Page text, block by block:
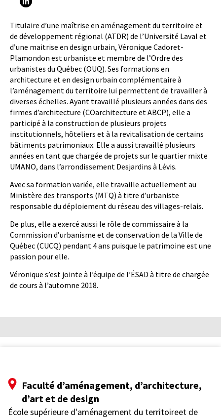
Titulaire d’une maîtrise en aménagement du territoire et
de développement régional (ATDR) de l’Université Laval et
d’une maitrise en design urbain, Véronique Cadoret-
Plamondon est urbaniste et membre de l’Ordre des
urbanistes du Québec (OUQ). Ses formations en
architecture et en design urbain complémentaire à
l’aménagement du territoire lui permettent de travailler à
diverses échelles. Ayant travaillé plusieurs années dans des
firmes d’architecture (COarchitecture et ABCP), elle a
participé à la construction de plusieurs projets
institutionnels, hôteliers et à la revitalisation de certains
bâtiments patrimoniaux. Elle a aussi travaillé plusieurs
années en tant que chargée de projets sur le quartier mixte
UMANO, dans l’arrondissement Desjardins à Lévis.
Avec sa formation variée, elle travaille actuellement au
Ministère des transports (MTQ) à titre d’urbaniste
responsable du déploiement du réseau des villages-relais.
De plus, elle a exercé aussi le rôle de commissaire à la
Commission d’urbanisme et de conservation de la Ville de
Québec (CUCQ) pendant 4 ans puisque le patrimoine est une
passion pour elle.
Véronique s’est jointe à l’équipe de l’ÉSAD à titre de chargée
de cours à l’automne 2018.
Faculté d’aménagement, d’architecture,
d’art et de design
École supérieure d'aménagement du territoireet de